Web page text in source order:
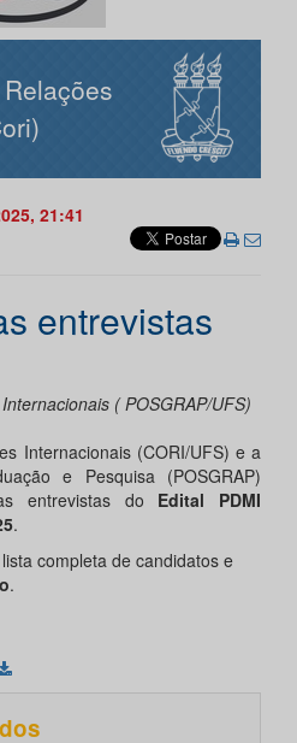
21:41
entrevistas
( POSGRAP/UFS)
Internacionais (CORI/UFS) e a
e Pesquisa (POSGRAP)
entrevistas do Edital PDMI
.
completa de candidatos e
.